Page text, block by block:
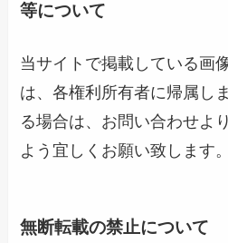
等について
当サイトで掲載している画
は、各権利所有者に帰属し
る場合は、お問い合わせよ
よう宜しくお願い致します。
無断転載の禁止について